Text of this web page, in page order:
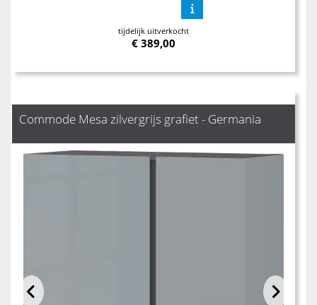
tijdelijk uitverkocht
€ 389,00
Commode Mesa zilvergrijs grafiet - Germania